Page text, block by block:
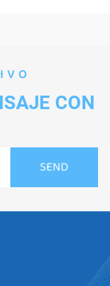
CON